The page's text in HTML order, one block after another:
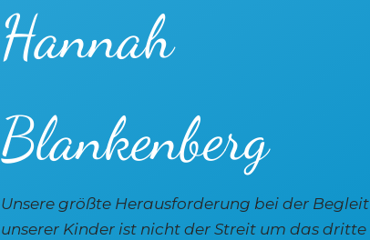
Hannah
Blankenberg
Unsere größte Herausforderung bei der
unserer Kinder ist nicht der Streit um das dritte